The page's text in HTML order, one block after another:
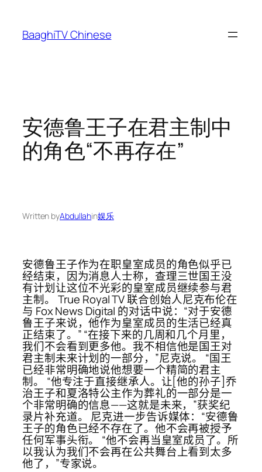
content
BaaghiTV Chinese
安德鲁王子在君主制中
的角色“不再存在”
Written byAbdullahin娱乐
安德鲁王子作为在职皇室成员的角色似乎已
经结束，因为消息人士称，查理三世国王没
有计划让这位不光彩的皇室成员继续参与君
主制。 True Royal TV 联合创始人尼克布伦在
与 Fox News Digital 的对话中说：“对于安德
鲁王子来说，他作为皇室成员的生活已经真
正结束了。” “在接下来的几周和几个月里，
我们不会看到更多他。我不相信他是国王对
君主制未来计划的一部分，”尼克说。 “国王
已经非常明确地说他想要一个精简的君主
制。 “他专注于直接继承人。让[他的孙子]乔
治王子和夏洛特公主作为葬礼的一部分是一
个非常明确的信息——这就是未来，”获奖纪
录片补充道。 尼克进一步告诉媒体：“安德鲁
王子的角色已经不存在了。他不会再被授予
任何军事头衔。 “他不会再当皇室成员了。所
以我认为我们不会再在公共舞台上看到太多
他了，”专家说。